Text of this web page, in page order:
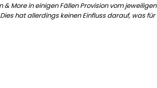
More in einigen Fällen Provision vom jeweiligen
hat allerdings keinen Einfluss darauf, was für